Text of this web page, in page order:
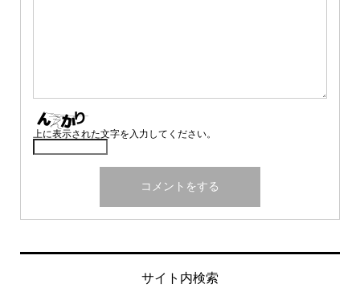
上に表示された文字を入力してください。
サイト内検索